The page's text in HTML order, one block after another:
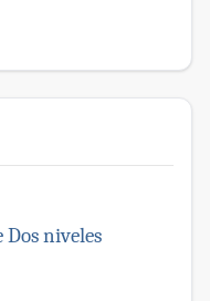
Dos niveles